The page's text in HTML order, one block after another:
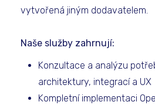
vytvořená jiným dodavatelem.
Naše služby zahrnují:
Konzultace a analýzu
architektury, integrací a UX
Kompletní implementaci